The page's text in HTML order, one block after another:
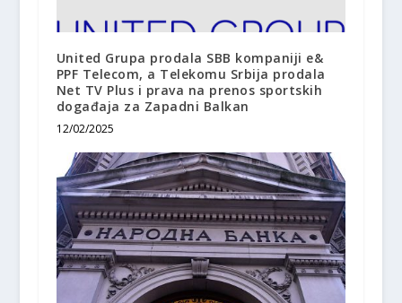
United Grupa prodala SBB kompaniji e&
PPF Telecom, a Telekomu Srbija prodala
Net TV Plus i prava na prenos sportskih
događaja za Zapadni Balkan
12/02/2025